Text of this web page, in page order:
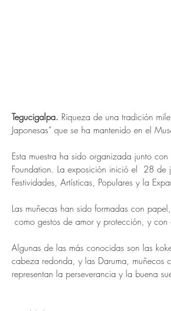
Tegucigalpa. Riqueza de una tradición
Japonesas” que se ha mantenido en el
Esta muestra ha sido organizada junto
Foundation. La exposición inició el  28
Festividades, Artísticas, Populares y la
Las muñecas han sido formadas con
como gestos de amor y protección, y con
Algunas de las más conocidas son las
cabeza redonda, y las Daruma, muñecos
representan la perseverancia y la buena